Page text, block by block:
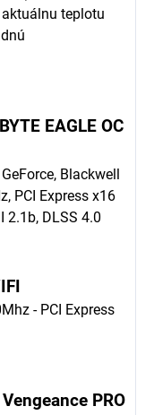
teplotu
EAGLE OC
Blackwell
PCI Express x16
2.1b, DLSS 4.0
- PCI Express
PRO